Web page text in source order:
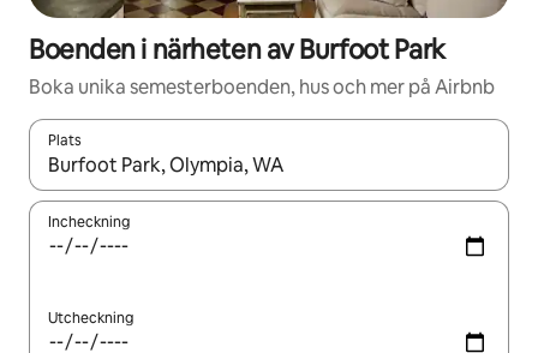
Boenden i närheten av Burfoot Park
Boka unika semesterboenden, hus och mer på Airbnb
Plats
När resultaten är tillgängliga kan du navigera med upp- och
Incheckning
Utcheckning